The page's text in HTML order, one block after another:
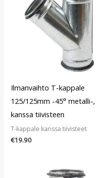
Ilmanvaihto T-kappale
125/125mm -45° metalli-,
kanssa tiivisteen
T-kappale kanssa tiivisteet
€19.90